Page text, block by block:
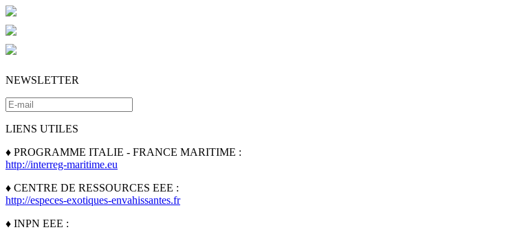
NEWSLETTER
LIENS UTILES
♦ PROGRAMME ITALIE - FRANCE MARITIME :
http://interreg-maritime.eu
♦ CENTRE DE RESSOURCES EEE :
http://especes-exotiques-envahissantes.fr
♦ INPN EEE :